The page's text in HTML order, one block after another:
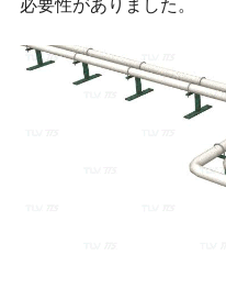
必要性がありました。